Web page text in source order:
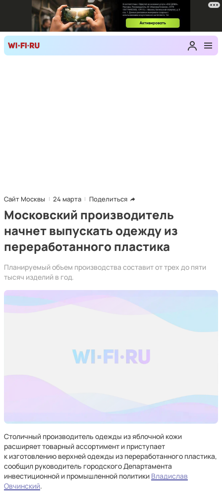
Сайт Москвы 24 марта Поделиться
Московский производитель
начнет выпускать одежду из
переработанного пластика
Планируемый объем производства составит от трех до пяти
тысяч изделий в год.
Столичный производитель одежды из яблочной кожи
расширяет товарный ассортимент и приступает
к изготовлению верхней одежды из переработанного пластика,
сообщил руководитель городского Департамента
инвестиционной и промышленной политики Владислав
Овчинский.